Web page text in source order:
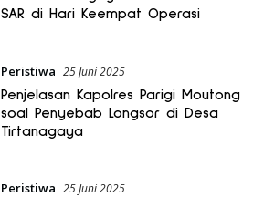
SAR di Hari Keempat Operasi
Peristiwa 25 Juni 2025
Penjelasan Kapolres Parigi Moutong
soal Penyebab Longsor di Desa
Tirtanagaya
Peristiwa 25 Juni 2025